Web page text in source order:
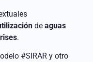
de aguas
.
#SIRAR y otro